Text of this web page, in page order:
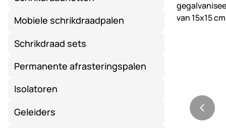
Mobiele schrikdraadpalen
Schrikdraad sets
Permanente afrasteringspalen
Isolatoren
Geleiders